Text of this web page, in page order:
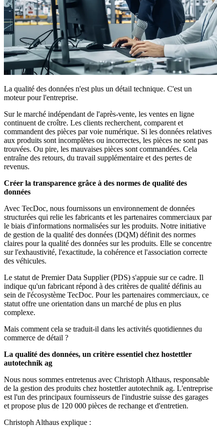
La qualité des données n'est plus un détail technique. C'est un
moteur pour l'entreprise.
Sur le marché indépendant de l'après-vente, les ventes en ligne
continuent de croître. Les clients recherchent, comparent et
commandent des pièces par voie numérique. Si les données relatives
aux produits sont incomplètes ou incorrectes, les pièces ne sont pas
trouvées. Ou pire, les mauvaises pièces sont commandées. Cela
entraîne des retours, du travail supplémentaire et des pertes de
revenus.
Créer la transparence grâce à des normes de qualité des
données
Avec TecDoc, nous fournissons un environnement de données
structurées qui relie les fabricants et les partenaires commerciaux par
le biais d'informations normalisées sur les produits. Notre initiative
de gestion de la qualité des données (DQM) définit des normes
claires pour la qualité des données sur les produits. Elle se concentre
sur l'exhaustivité, l'exactitude, la cohérence et l'association correcte
des véhicules.
Le statut de Premier Data Supplier (PDS) s'appuie sur ce cadre. Il
indique qu'un fabricant répond à des critères de qualité définis au
sein de l'écosystème TecDoc. Pour les partenaires commerciaux, ce
statut offre une orientation dans un marché de plus en plus
complexe.
Mais comment cela se traduit-il dans les activités quotidiennes du
commerce de détail ?
La qualité des données, un critère essentiel chez hostettler
autotechnik ag
Nous nous sommes entretenus avec Christoph Althaus, responsable
de la gestion des produits chez hostettler autotechnik ag. L'entreprise
est l'un des principaux fournisseurs de l'industrie suisse des garages
et propose plus de 120 000 pièces de rechange et d'entretien.
Christoph Althaus explique :